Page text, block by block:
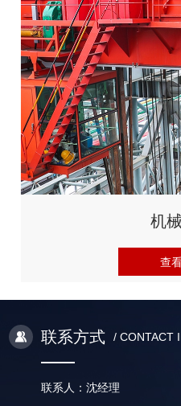
机
查
联系方式 / CONTACT
联系人：沈经理